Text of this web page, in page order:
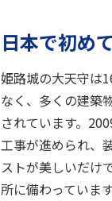
日本で初め
姫路城の大天守は
なく、多くの建築
されています。
工事が進められ、
ストが美しいだけ
所に備わっていま